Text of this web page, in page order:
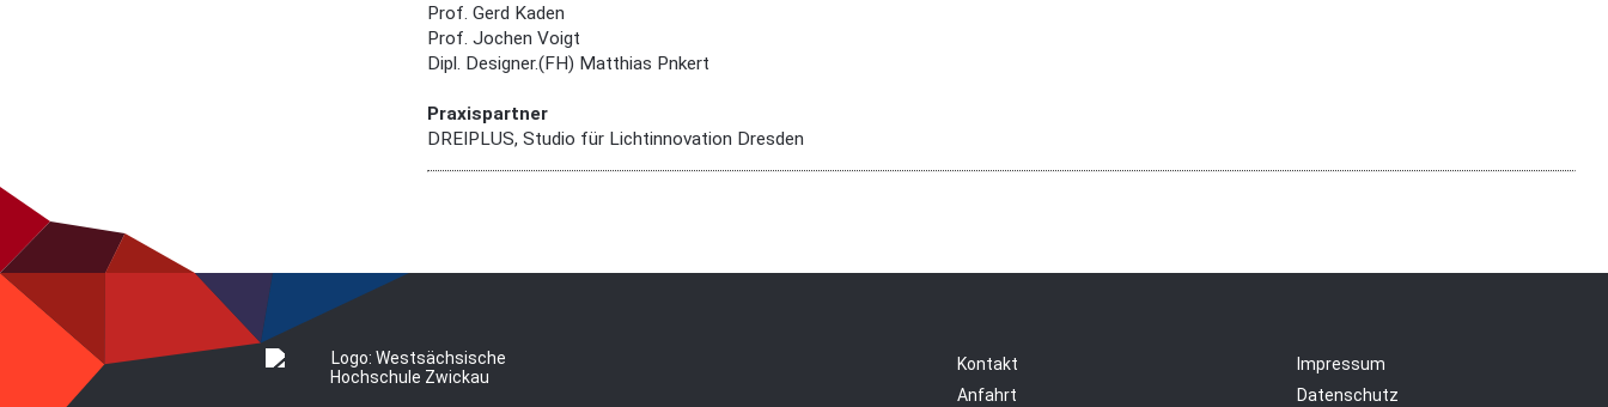
Prof. Gerd Kaden
Prof. Jochen Voigt
Dipl. Designer.(FH) Matthias Pnkert
Praxispartner
DREIPLUS, Studio für Lichtinnovation Dresden
Kontakt
Anfahrt
Impressum
Datenschutz